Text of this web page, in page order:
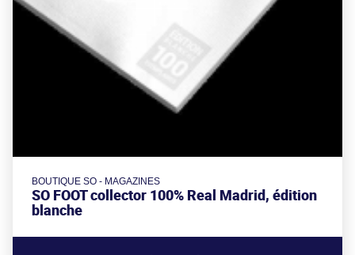
BOUTIQUE SO - MAGAZINES
SO FOOT collector 100% Real Madrid, édition
blanche